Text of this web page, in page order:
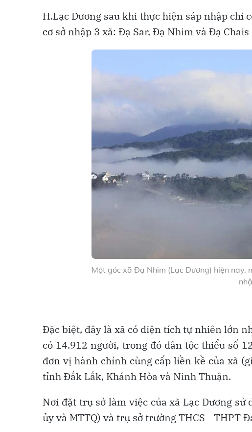
H.Lạc Dương sau khi thực hiện sáp nhập chỉ
cơ sở nhập 3 xã: Đạ Sar, Đạ Nhim và Đạ
Một góc xã Đạ Nhim (Lạc Dương) hiện nay,
Đặc biệt, đây là xã có diện tích tự nhiên lớn
có 14.912 người, trong đó dân tộc thiểu số
đơn vị hành chính cùng cấp liền kề của xã
tỉnh Đắk Lắk, Khánh Hòa và Ninh Thuận.
Nơi đặt trụ sở làm việc của xã Lạc Dương
ủy và MTTQ) và trụ sở trường THCS - THPT